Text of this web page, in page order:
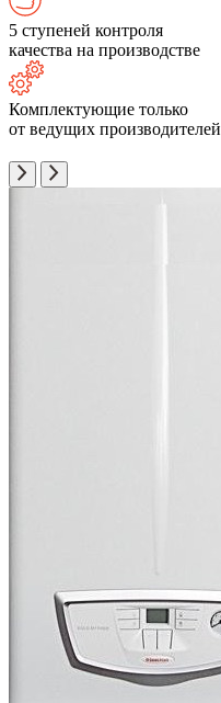
5 ступеней контроля
качества на производстве
Комплектующие только
от ведущих производителей